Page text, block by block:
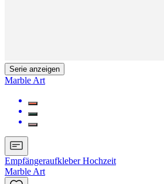
Serie anzeigen
Marble Art
Empfängeraufkleber Hochzeit
Marble Art